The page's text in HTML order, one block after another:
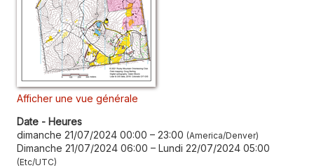
Afficher une vue générale
Date - Heures
dimanche 21/07/2024 00:00 – 23:00 America/Denver
Dimanche 21/07/2024 06:00 – Lundi 22/07/2024 05:00
Etc/UTC